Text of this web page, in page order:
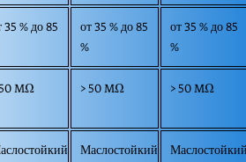
35 % до 85
от 35 % до 85
%
от 35 % до 85
%
MΩ > 50 MΩ > 50 MΩ
Маслостойкий